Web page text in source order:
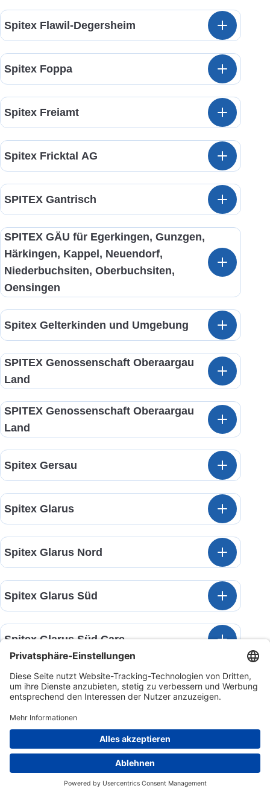
Spitex Flawil-Degersheim
Spitex Foppa
Spitex Freiamt
Spitex Fricktal AG
SPITEX Gantrisch
SPITEX GÄU für Egerkingen, Gunzgen,
Härkingen, Kappel, Neuendorf,
Niederbuchsiten, Oberbuchsiten,
Oensingen
Spitex Gelterkinden und Umgebung
SPITEX Genossenschaft Oberaargau
Land
SPITEX Genossenschaft Oberaargau
Land
Spitex Gersau
Spitex Glarus
Spitex Glarus Nord
Spitex Glarus Süd
Spitex Glarus Süd Care
Spitex Glattal
Spitex Grabs-Gams